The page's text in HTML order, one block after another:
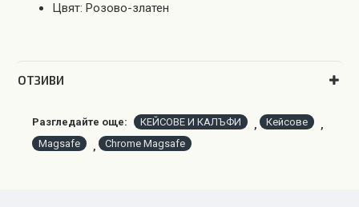
Цвят: Розово-златен
OТЗИВИ
Разгледайте още: КЕЙСОВЕ И КАЛЪФИ , Кейсове
,
Magsafe
, Chrome Magsafe